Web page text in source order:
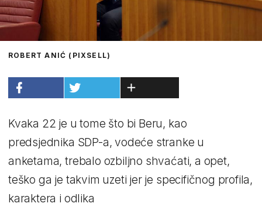
ROBERT ANIĆ (PIXSELL)
Kvaka 22 je u tome što bi Beru, kao
predsjednika SDP-a, vodeće stranke u
anketama, trebalo ozbiljno shvaćati, a opet,
teško ga je takvim uzeti jer je specifičnog profila,
karaktera i odlika